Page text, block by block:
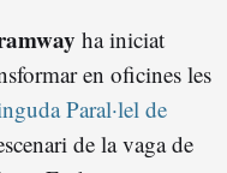
ha iniciat
en oficines les
Paral·lel de
de la vaga de